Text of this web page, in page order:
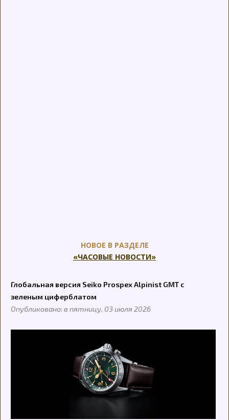
НОВОЕ В РАЗДЕЛЕ
«ЧАСОВЫЕ НОВОСТИ»
Глобальная версия Seiko Prospex Alpinist GMT с
зеленым циферблатом
Опубликовано: в пятницу, 03 июля 2026